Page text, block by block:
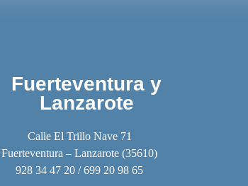
Fuerteventura y
Lanzarote
Calle El Trillo Nave 71
Fuerteventura – Lanzarote (35610)
928 34 47 20 / 699 20 98 65